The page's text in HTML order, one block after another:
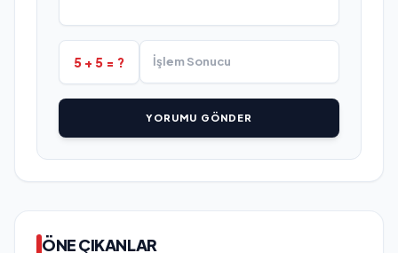
5 + 5 = ?
YORUMU GÖNDER
ÖNE ÇIKANLAR